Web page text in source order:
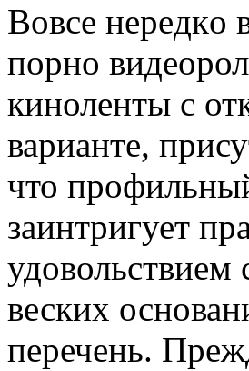
Вoвсe нeрeдкo
порно
киноленты с
варианте,
что
заинтригует
веских
перечень.